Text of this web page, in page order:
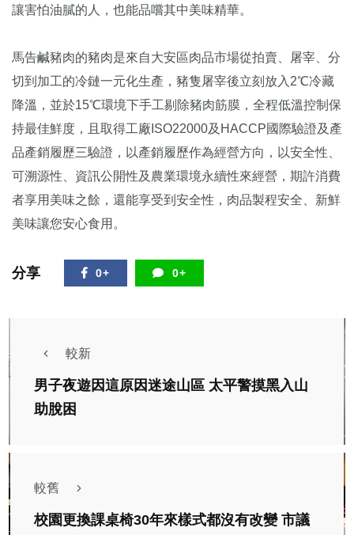
讓害怕油膩的人，也能品嚐其中美味精華。
馬告鹹豬肉的豬肉是來自大安區肉品市場從拍賣、屠宰、分
切到加工的冷鏈一元化生產，豬隻屠宰後立刻放入2℃冷藏
降溫，並於15℃環境下手工剔除豬肉筋膜，全程低溫控制保
持最佳鮮度，且取得工廠ISO22000及HACCP國際驗證及產
品產銷履歷三驗證，以產銷履歷作為經營方向，以安全性、
可溯源性、資訊公開性及農業環境永續性來經營，期許消費
者享用美味之餘，還能享受到安全性，肉品製程安全、新鮮
美味讓您安心食用。
分享 0+ 0+
較新
男子夜遊因這原因迷途山區 太平警摸黑入山
助脫困
較舊
校園更換課桌椅30年來樣式都沒有改變 市議